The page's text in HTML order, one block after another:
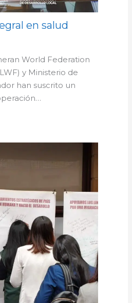
en salud
World Federation
y Ministerio de
han suscrito un